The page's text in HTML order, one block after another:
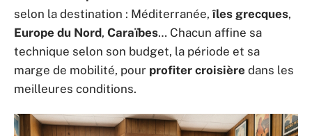
selon la destination : Méditerranée,îles grecques,
Europe du Nord, Caraïbes… Chacun affine sa
technique selon son budget, la période et sa
marge de mobilité, pour profiter croisière dans les
meilleures conditions.